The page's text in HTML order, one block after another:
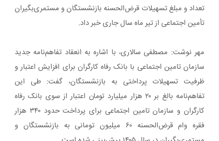
تعداد و مبلغ تسهیلات قرض‌الحسنه بازنشستگان و مستمری‌بگیران
تأمین اجتماعی از تیر ماه سال جاری خبر داد.
مهر نوشت: مصطفی سالاری، با اشاره به انعقاد تفاهم‌نامه جدید
سازمان تامین اجتماعی با بانک رفاه کارگران برای افزایش اعتبار و
ظرفیت تسهیلات پرداختی به بازنشستگان، گفت: طی این
تفاهم‌نامه بالغ بر ۲۰ هزار میلیارد تومان اعتبار از سوی بانک رفاه
کارگران و سازمان تامین اجتماعی برای پرداخت حدود ۳۴۰ هزار
فقره وام قرض‌الحسنه ۶۰ میلیون تومانی به بازنشستگان و